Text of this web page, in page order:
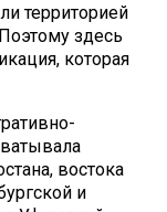
территорией
здесь
которая
востока
и